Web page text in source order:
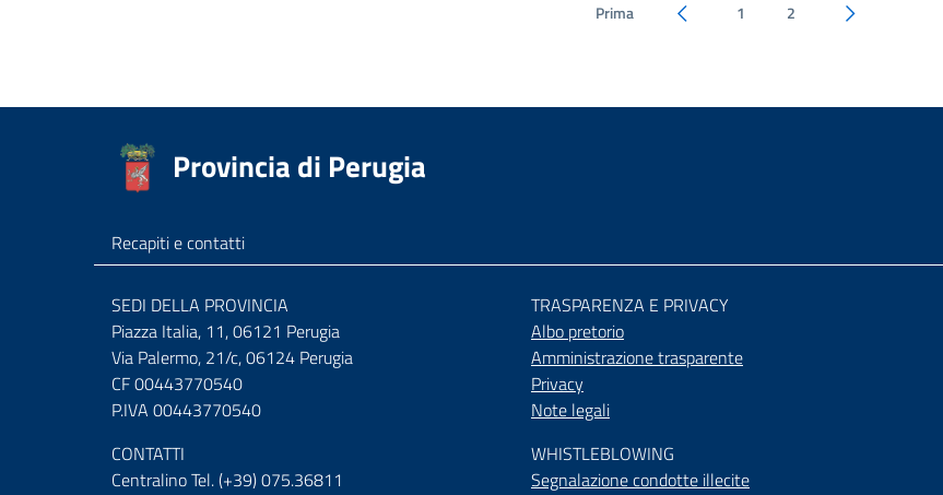
Prima Pagina precedente
1 2 Pagina
Provincia di Perugia
Recapiti e contatti
SEDI DELLA PROVINCIA
Piazza Italia, 11, 06121 Perugia
Via Palermo, 21/c, 06124 Perugia
CF 00443770540
P.IVA 00443770540
CONTATTI
Centralino Tel. (+39) 075.36811
TRASPARENZA E PRIVACY
Albo pretorio
Amministrazione trasparente
Privacy
Note legali
WHISTLEBLOWING
Segnalazione condotte illecite